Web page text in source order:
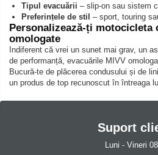
Tipul evacuării – slip-on sau sistem
Preferințele de stil – sport, touring
Personalizează-ți motocicleta
omologate
Indiferent că vrei un sunet mai grav, un
de performanță, evacuările MIVV
Bucură-te de plăcerea condusului și de
un produs de top recunoscut în întreaga
Suport
Luni - Vineri